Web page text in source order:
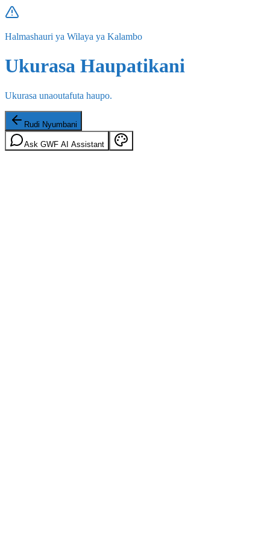
Halmashauri ya Wilaya ya Kalambo
Ukurasa Haupatikani
Ukurasa unaoutafuta haupo.
Rudi Nyumbani
Ask GWF AI Assistant